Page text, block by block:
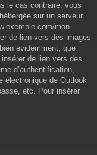
le cas contraire, vous
sur un serveur
mon-
de lien vers des images
évidemment, que
de lien vers des
d’authentification,
électronique de Outlook
etc. Pour insérer